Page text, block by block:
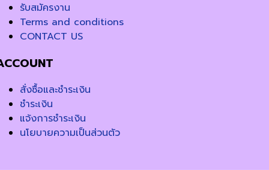
รับสมัครงาน
Terms and conditions
CONTACT US
สั่งซื้อและชำระเงิน
ชำระเงิน
แจ้งการชำระเงิน
นโยบายความเป็นส่วนตัว